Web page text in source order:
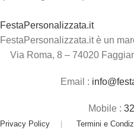
FestaPersonalizzata.it
FestaPersonalizzata.it è un
Via Roma, 8 – 74020
Email :
Mobile :
Privacy Policy Termini e